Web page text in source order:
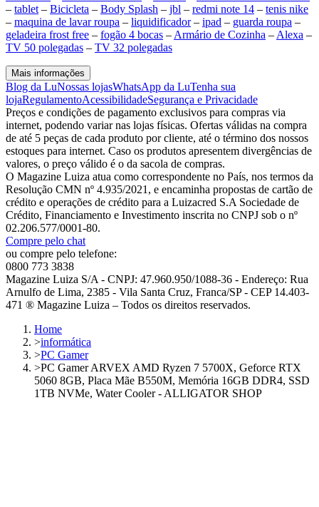
– tablet – Bicicleta – Body Splash – jbl – redmi note 14 – tenis nike
– maquina de lavar roupa – liquidificador– ipad – guarda roupa –
geladeira frost free – fogão 4 bocas – Armário de Cozinha – Alexa –
TV 50 polegadas – TV 32 polegadas
Mais informações
Blog da LuNossas lojasWhatsApp da LuTenha sua
lojaRegulamentoAcessibilidadeSegurança e Privacidade
Preços e condições de pagamento exclusivos para compras via
internet, podendo variar nas lojas físicas. Ofertas válidas na compra
de até 5 peças de cada produto por cliente, até o término dos nossos
estoques para internet. Caso os produtos apresentem divergências de
valores, o preço válido é o da sacola de compras.
O Magazine Luiza atua como correspondente no País, nos termos da
Resolução CMN nº 4.935/2021, e encaminha propostas de cartão de
crédito e operações de crédito para a Luizacred S.A Sociedade de
Crédito, Financiamento e Investimento inscrita no CNPJ sob o nº
02.206.577/0001-80.
Compre pelo chat
ou compre pelo telefone:
0800 773 3838
Magazine Luiza S/A - CNPJ: 47.960.950/1088-36 - Endereço: Rua
Arnulfo de Lima, 2385 - Vila Santa Cruz, Franca/SP - CEP 14.403-
471 ® Magazine Luiza – Todos os direitos reservados.
Home
>informática
>PC Gamer
>PC Gamer ARVEX AMD Ryzen 7 5700X, Geforce RTX
5060 8GB, Placa Mãe B550M, Memória 16GB DDR4, SSD
1TB NVMe, Water Cooler - ALLIGATOR SHOP